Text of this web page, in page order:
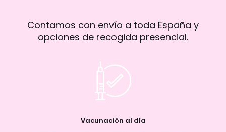
Contamos con envío a toda España y
opciones de recogida presencial.
Vacunación al día